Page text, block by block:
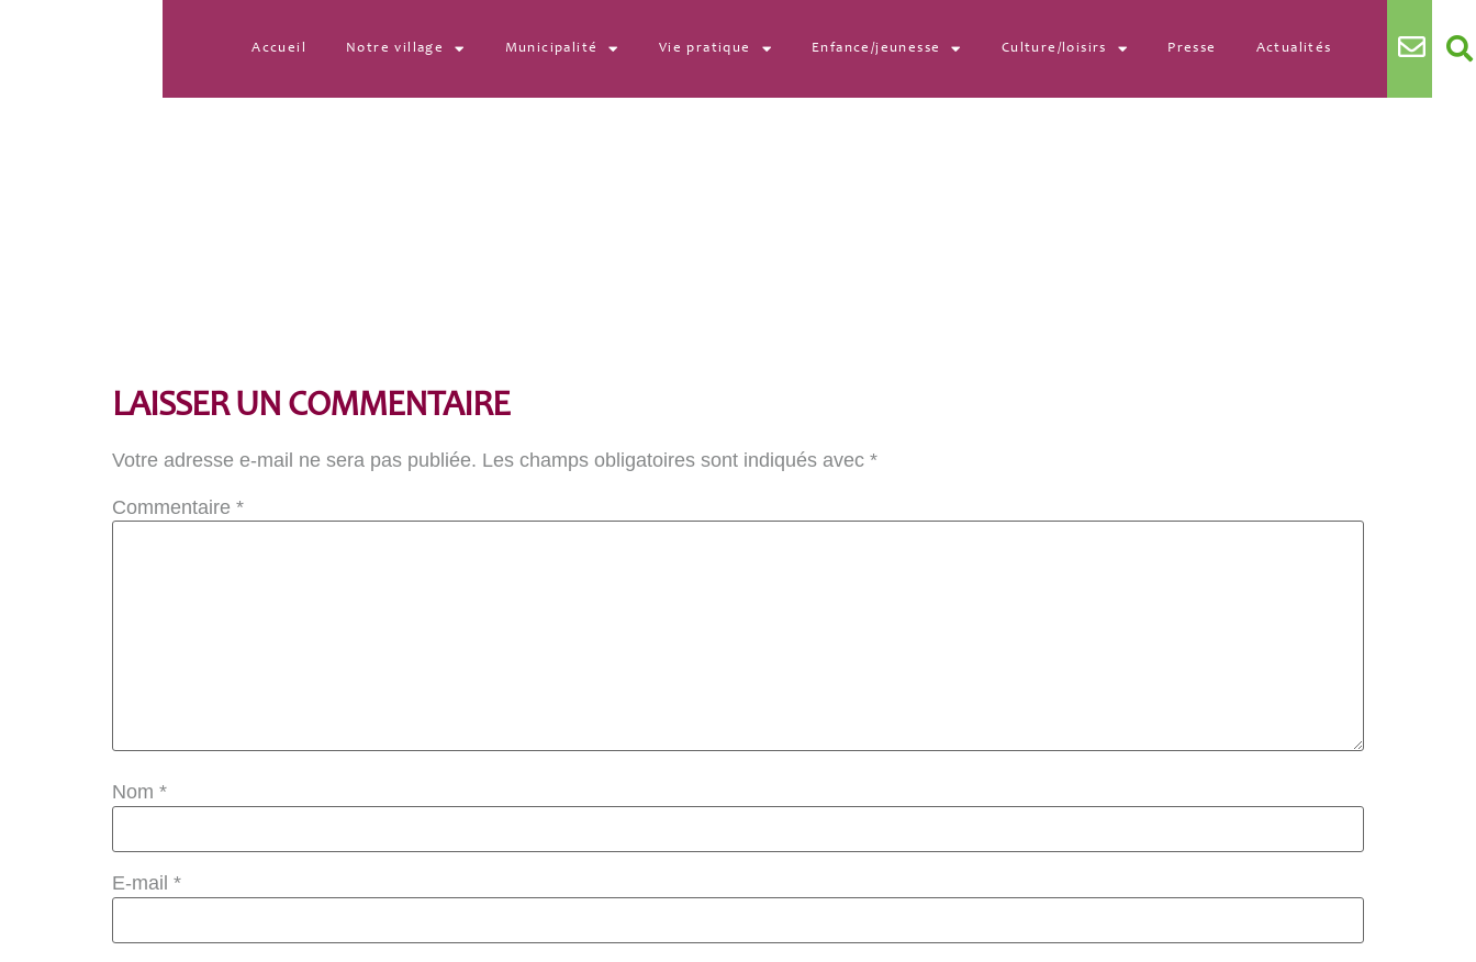
Accueil Notre village Municipalité Vie pratique Enfance/jeunesse Culture/loisirs Presse Actualités
LAISSER UN COMMENTAIRE
Votre adresse e-mail ne sera pas publiée. Les champs obligatoires sont indiqués avec *
Commentaire *
Nom *
E-mail *